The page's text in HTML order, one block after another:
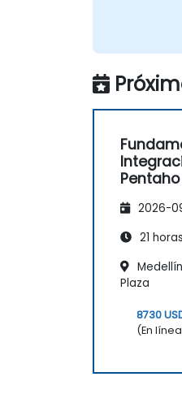
Pentaho
2026-
21 horas
Plaza
8730
(En